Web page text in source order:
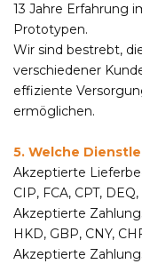
13 Jahre Erfahrung
Prototypen.
Wir sind bestrebt,
verschiedener
effiziente
ermöglichen.
5. Welche
Akzeptierte
CIP, FCA, CPT,
Akzeptierte
HKD, GBP, CNY,
Akzeptierte